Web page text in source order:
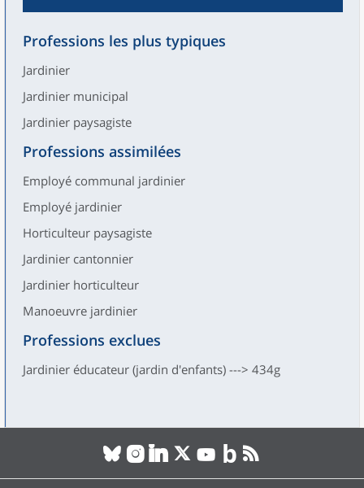
Professions les plus typiques
Jardinier
Jardinier municipal
Jardinier paysagiste
Professions assimilées
Employé communal jardinier
Employé jardinier
Horticulteur paysagiste
Jardinier cantonnier
Jardinier horticulteur
Manoeuvre jardinier
Professions exclues
Jardinier éducateur (jardin d'enfants) ---> 434g